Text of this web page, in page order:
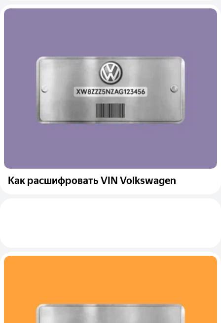
Как расшифровать VIN Volkswagen